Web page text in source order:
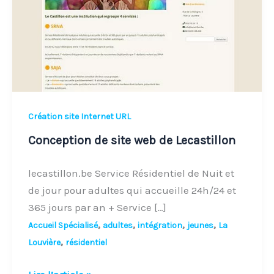
Création site Internet URL
Conception de site web de Lecastillon
lecastillon.be Service Résidentiel de Nuit et
de jour pour adultes qui accueille 24h/24 et
365 jours par an + Service […]
Accueil Spécialisé, adultes, intégration, jeunes, La
Louvière, résidentiel
Lecastillon